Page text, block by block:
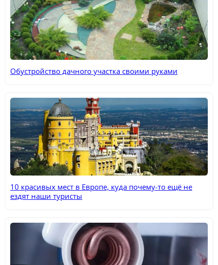
Обустройство дачного участка своими руками
10 красивых мест в Европе, куда почему-то ещё не
ездят наши туристы